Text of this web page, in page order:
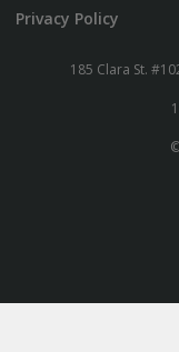
Privacy Policy
185 Clara St.